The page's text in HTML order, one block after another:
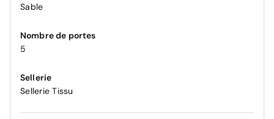
Sable
Nombre de portes
5
Sellerie
Sellerie Tissu